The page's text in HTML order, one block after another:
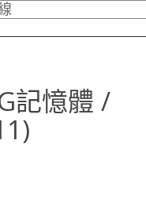
記憶體 /